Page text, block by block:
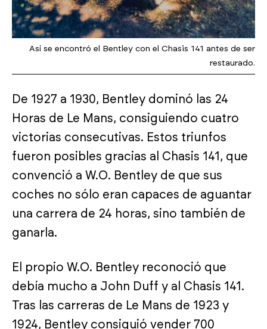
Así se encontró el Bentley con el Chasis 141 antes de ser
restaurado.
De 1927 a 1930, Bentley dominó las 24
Horas de Le Mans, consiguiendo cuatro
victorias consecutivas. Estos triunfos
fueron posibles gracias al Chasis 141, que
convenció a W.O. Bentley de que sus
coches no sólo eran capaces de aguantar
una carrera de 24 horas, sino también de
ganarla.
El propio W.O. Bentley reconoció que
debía mucho a John Duff y al Chasis 141.
Tras las carreras de Le Mans de 1923 y
1924, Bentley consiguió vender 700